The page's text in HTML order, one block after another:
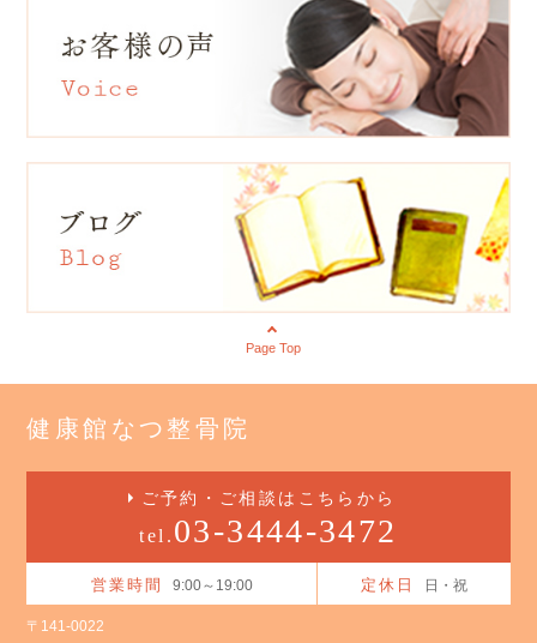
Page Top
健康館なつ整骨院
ご予約・ご相談はこちらから
tel. 03-3444-3472
営業時間 9:00～19:00 定休日 日・祝
〒141-0022